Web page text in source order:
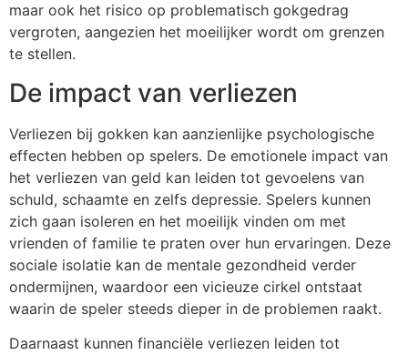
maar ook het risico op problematisch gokgedrag
vergroten, aangezien het moeilijker wordt om grenzen
te stellen.
De impact van verliezen
Verliezen bij gokken kan aanzienlijke psychologische
effecten hebben op spelers. De emotionele impact van
het verliezen van geld kan leiden tot gevoelens van
schuld, schaamte en zelfs depressie. Spelers kunnen
zich gaan isoleren en het moeilijk vinden om met
vrienden of familie te praten over hun ervaringen. Deze
sociale isolatie kan de mentale gezondheid verder
ondermijnen, waardoor een vicieuze cirkel ontstaat
waarin de speler steeds dieper in de problemen raakt.
Daarnaast kunnen financiële verliezen leiden tot